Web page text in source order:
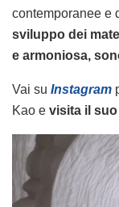
contemporanee e
sviluppo dei
e armoniosa,
Vai su Instagram
Kao e visita il suo